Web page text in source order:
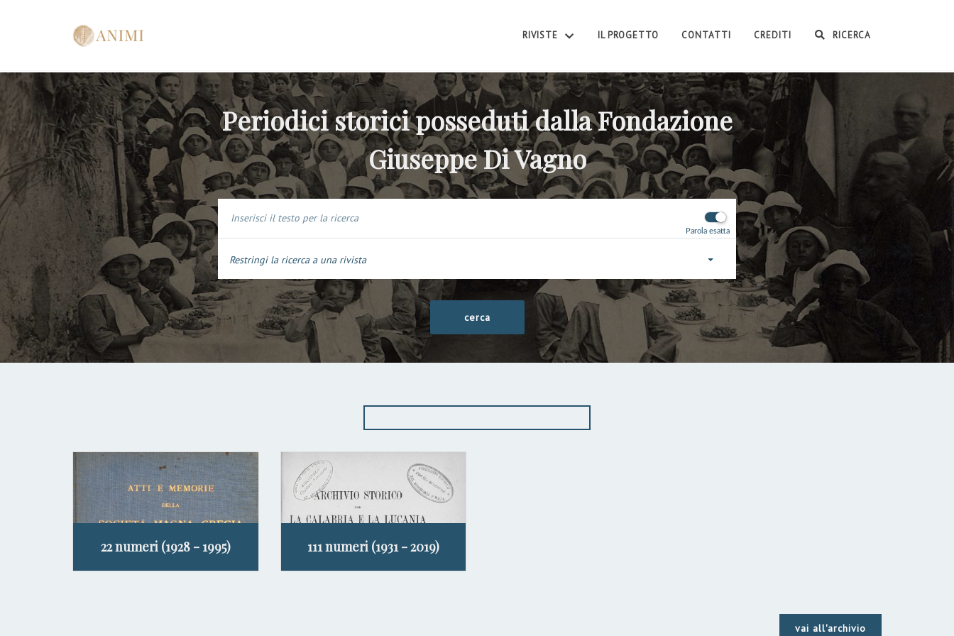
RIVISTE IL PROGETTO CONTATTI CREDITI RICERCA
Periodici storici posseduti dalla Fondazione
Giuseppe Di Vagno
Parola esatta
Restringi la ricerca a una rivista
22 numeri (1928 - 1995) 111 numeri (1931 - 2019)
vai all'archivio